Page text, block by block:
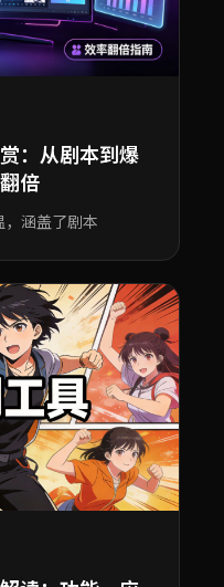
：从剧本到爆
倍
涵盖了剧本